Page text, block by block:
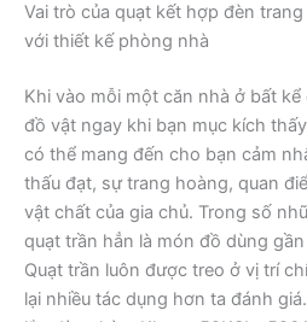
Vai trò của quạt kết hợp đèn
với thiết kế phòng nhà
Khi vào mỗi một căn nhà ở bất
đồ vật ngay khi bạn mục kích
có thể mang đến cho bạn cảm
thấu đạt, sự trang hoàng, quan
vật chất của gia chủ. Trong số
quạt trần hẳn là món đồ dùng
Quạt trần luôn được treo ở vị trí
lại nhiều tác dụng hơn ta đánh